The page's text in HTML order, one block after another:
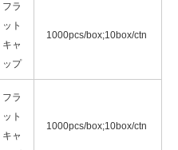
フラ
ット
キャ
ップ
1000pcs/box;10box/ctn
フラ
ット
キャ
1000pcs/box;10box/ctn